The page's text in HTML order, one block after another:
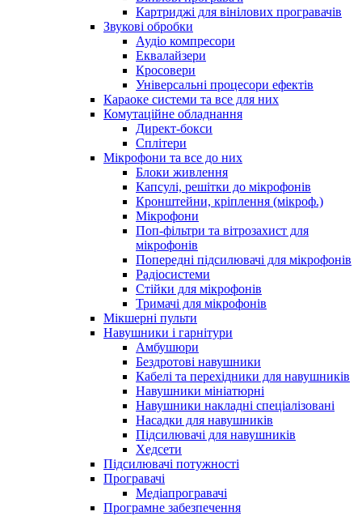
Картриджі для вінілових програвачів
Звукові обробки
Аудіо компресори
Еквалайзери
Кросовери
Універсальні процесори ефектів
Караоке системи та все для них
Комутаційне обладнання
Директ-бокси
Сплітери
Мікрофони та все до них
Блоки живлення
Капсулі, решітки до мікрофонів
Кронштейни, кріплення (мікроф.)
Мікрофони
Поп-фільтри та вітрозахист для
мікрофонів
Попередні підсилювачі для мікрофонів
Радіосистеми
Стійки для мікрофонів
Тримачі для мікрофонів
Мікшерні пульти
Навушники і гарнітури
Амбушюри
Бездротові навушники
Кабелі та перехідники для навушників
Навушники мініатюрні
Навушники накладні спеціалізовані
Насадки для навушників
Підсилювачі для навушників
Хедсети
Підсилювачі потужності
Програвачі
Медіапрогравачі
Програмне забезпечення